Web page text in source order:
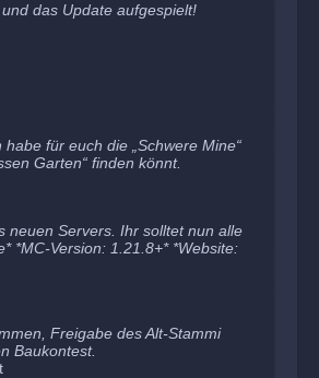
das Update aufgespielt!
für euch die „Schwere Mine“
Garten“ finden könnt.
neuen Servers. Ihr solltet nun alle
*MC-Version: 1.21.8+* *Website:
Freigabe des Alt-Stammi
Baukontest.